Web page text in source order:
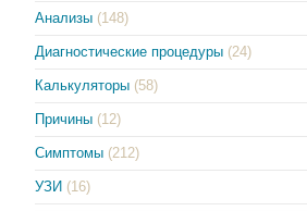
Анализы (148)
Диагностические процедуры (24)
Калькуляторы (58)
Причины (12)
Симптомы (212)
УЗИ (16)